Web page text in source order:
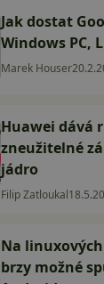
Jak dostat
Windows PC,
Marek Houser
Huawei dává
zneužitelné
jádro
Filip Zatloukal
Na
brzy možné